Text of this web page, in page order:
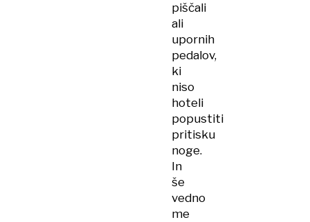
piščali
ali
upornih
pedalov,
ki
niso
hoteli
popustiti
pritisku
noge.
In
še
vedno
me